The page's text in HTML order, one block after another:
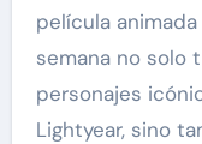
película
semana no solo
personajes
Lightyear, sino